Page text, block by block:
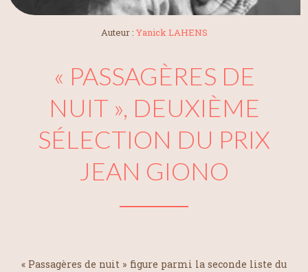
Auteur : Yanick LAHENS
« PASSAGÈRES DE
NUIT », DEUXIÈME
SÉLECTION DU PRIX
JEAN GIONO
« Passagères de nuit » figure parmi la seconde liste du